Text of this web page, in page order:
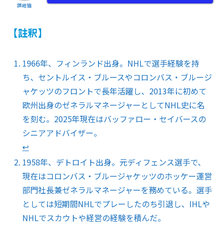
讃岐猫
【註釈】
1966年、フィンランド出身。NHLで選手経験を持
ち、セントルイス・ブルースやコロンバス・ブルージ
ャケッツのフロントで長年活躍し、2013年に初めて
欧州出身のゼネラルマネージャーとしてNHL史に名
を刻む。2025年現在はバッファロー・セイバースの
シニアアドバイザー。
↩︎
1958年、デトロイト出身。元ディフェンス選手で、
現在はコロンバス・ブルージャケッツのホッケー運営
部門社長兼ゼネラルマネージャーを務めている。選手
としては短期間NHLでプレーしたのち引退し、IHLや
NHLでスカウトや経営の経験を積んだ。